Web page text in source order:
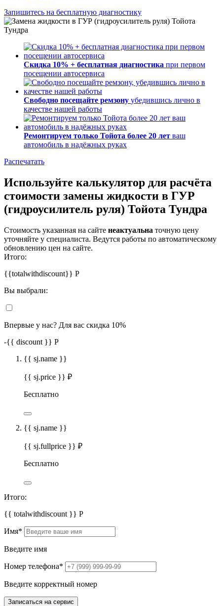
Запишитесь на бесплатную диагностику
Скидка 10% + бесплатная диагностика при первом
посещении автосервиса
Свободно посещайте ремзону убедившись лично в
качестве нашей работы
Ремонтируем только Тойота более 20 лет ваш
автомобиль в надёжных руках
Распечатать
Используйте калькулятор для расчёта
стоимости замены жидкости в ГУР
(гидроусилитель руля) Тойота Тундра
Стоимость указанная на сайте неактуальна точную цену
уточняйте у специалиста. Ведутся работы по автоматическому
обновлению цен на сайте.
Итого:
{{totalwithdiscount}} Р
Вы выбрали:
Впервые у нас? Для вас скидка 10%
-{{ discount }} Р
{{ sj.name }}
{{ sj.price }} ₽
Бесплатно
{{ sj.name }}
{{ sj.fullprice }} ₽
Бесплатно
Итого:
{{ totalwithdiscount }} Р
Имя*
Введите имя
Номер телефона*
Введите корректный номер
Записаться на сервис